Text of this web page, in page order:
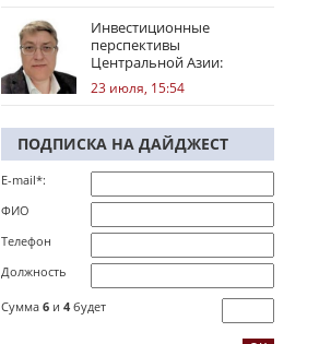
Инвестиционные
перспективы
Центральной Азии:
региональные тренды
23 июля, 15:54
ПОДПИСКА НА ДАЙДЖЕСТ
E-mail*:
ФИО
Телефон
Должность
Сумма 6 и 4 будет